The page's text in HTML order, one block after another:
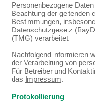
Personenbezogene
Beachtung der geltenden
Bestimmungen,
Datenschutzgesetz
(TMG) verarbeitet.
Nachfolgend informieren
der Verarbeitung von
Für Betreiber und
das Impressum.
Protokollierung